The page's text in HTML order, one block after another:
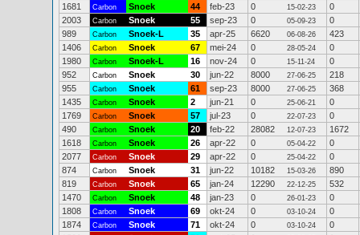
1681
Carbon Snoek 44 feb-23 0 15-02-23
0
2003
Carbon Snoek 55 sep-23 0 05-09-23
0
989
Carbon Snoek-L 35 apr-25 6620 06-08-26
423
1406
Carbon Snoek 67 mei-24 0 28-05-24
0
1980
Carbon Snoek-L 16 nov-24 0 15-11-24
0
952
Carbon Snoek 30 jun-22 8000 27-06-25
218
955
Carbon Snoek 61 sep-23 8000 27-06-25
368
1435
Carbon Snoek 2 jun-21 0 25-06-21
0
1769
Carbon Snoek 57 jul-23 0 22-07-23
0
490
Carbon Snoek 20 feb-22 28082 12-07-23
1672
1618
Carbon Snoek 26 apr-22 0 05-04-22
0
2077
Carbon Snoek 29 apr-22 0 25-04-22
0
874
Carbon Snoek 31 jun-22 10182 15-03-26
890
819
Carbon Snoek 65 jan-24 12290 22-12-25
532
1470
Carbon Snoek 48 jan-23 0 26-01-23
0
1808
Carbon Snoek 69 okt-24 0 03-10-24
0
1874
Carbon Snoek 71 okt-24 0 03-10-24
0